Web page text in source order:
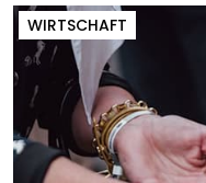
WIRTSCHAFT